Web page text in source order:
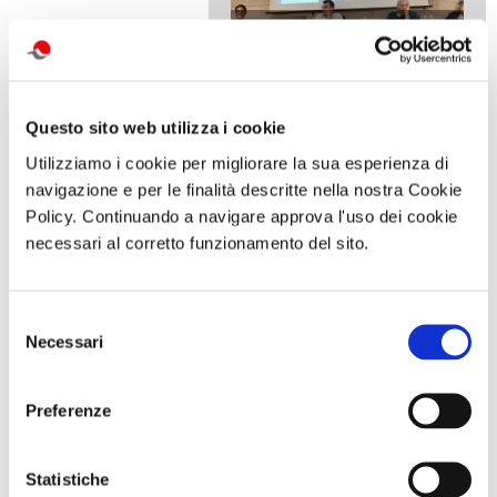
Questo sito web utilizza i cookie
Utilizziamo i cookie per migliorare la sua esperienza di
navigazione e per le finalità descritte nella nostra Cookie
Policy. Continuando a navigare approva l'uso dei cookie
necessari al corretto funzionamento del sito.
delNecessari
Preferenze
Statistiche
Il CRALT del futuro
di Gianni Tortoriello
allargherà a tutto il settore